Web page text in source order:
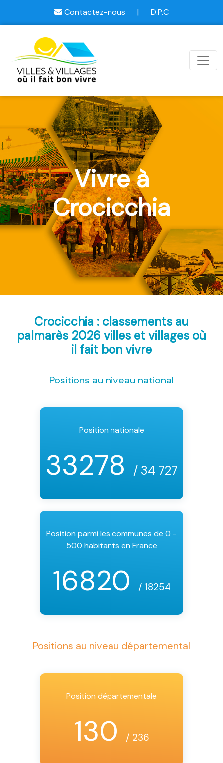
Contactez-nous | D.P.C
Vivre à
Crocicchia
Crocicchia : classements au
palmarès 2026 villes et villages où
il fait bon vivre
Positions au niveau national
Position nationale
33278 / 34 727
Position parmi les communes de 0 -
500 habitants en France
16820 / 18254
Positions au niveau départemental
Position départementale
130 / 236